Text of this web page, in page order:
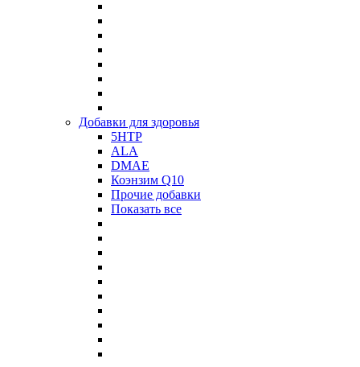
Добавки для здоровья
5HTP
ALA
DMAE
Коэнзим Q10
Прочие добавки
Показать все